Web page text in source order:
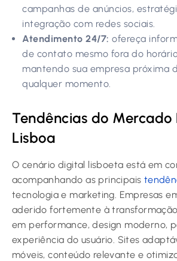
campanhas de anúncios,
integração com redes sociais.
Atendimento 24/7: ofereça
de contato mesmo fora do
mantendo sua empresa próxima
qualquer momento.
Tendências do
Lisboa
O cenário digital lisboeta está em
acompanhando as principais
tecnologia e marketing. Empresas
aderido fortemente à
em performance, design moderno,
experiência do usuário. Sites
móveis, conteúdo relevante e